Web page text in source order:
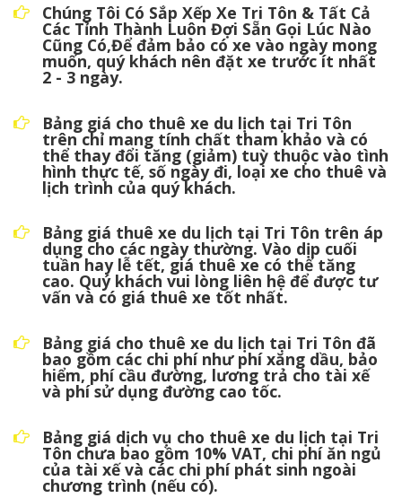
Chúng Tôi Có Sắp Xếp Xe Tri Tôn & Tất Cả
Các Tỉnh Thành Luôn Đợi Sẵn Gọi Lúc Nào
Cũng Có,Để đảm bảo có xe vào ngày mong
muốn, quý khách nên đặt xe trước ít nhất
2 - 3 ngày.
Bảng giá cho thuê xe du lịch tại Tri Tôn
trên chỉ mang tính chất tham khảo và có
thể thay đổi tăng (giảm) tuỳ thuộc vào tình
hình thực tế, số ngày đi, loại xe cho thuê và
lịch trình của quý khách.
Bảng giá thuê xe du lịch tại Tri Tôn trên áp
dụng cho các ngày thường. Vào dịp cuối
tuần hay lễ tết, giá thuê xe có thể tăng
cao. Quý khách vui lòng liên hệ để được tư
vấn và có giá thuê xe tốt nhất.
Bảng giá cho thuê xe du lịch tại Tri Tôn đã
bao gồm các chi phí như phí xăng dầu, bảo
hiểm, phí cầu đường, lương trả cho tài xế
và phí sử dụng đường cao tốc.
Bảng giá dịch vụ cho thuê xe du lịch tại Tri
Tôn chưa bao gồm 10% VAT, chi phí ăn ngủ
của tài xế và các chi phí phát sinh ngoài
chương trình (nếu có).